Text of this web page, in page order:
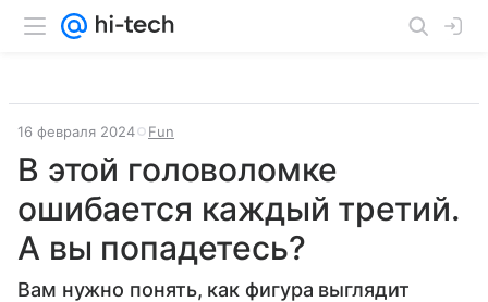
16 февраля 2024 Fun
В этой головоломке
ошибается каждый третий.
А вы попадетесь?
Вам нужно понять, как фигура выглядит